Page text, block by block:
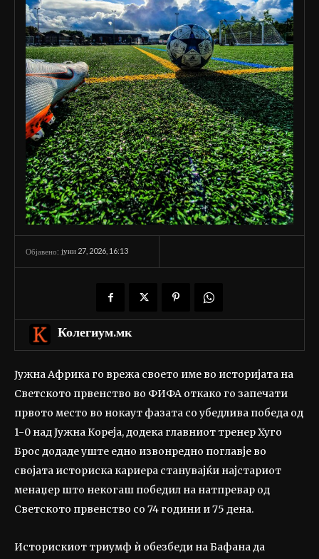
Објавено: јуни 27, 2026, 16:13
Колегиум.мк
Јужна Африка го врежа своето име во историјата на
Светското првенство во ФИФА откако го запечати
првото место во нокаут фазата со убедлива победа од
1-0 над Јужна Кореја, додека главниот тренер Хуго
Брос додаде уште едно извонредно поглавје во
својата историска кариера станувајќи најстариот
менаџер што некогаш победил на натпревар од
Светското првенство со 74 години и 75 дена.
Историскиот триумф ѝ обезбеди на Бафана да